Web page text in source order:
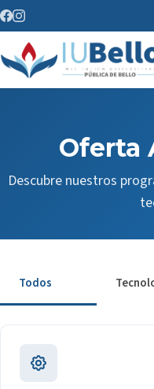
Saltar al contenido
Oferta
Descubre nuestros
Todos